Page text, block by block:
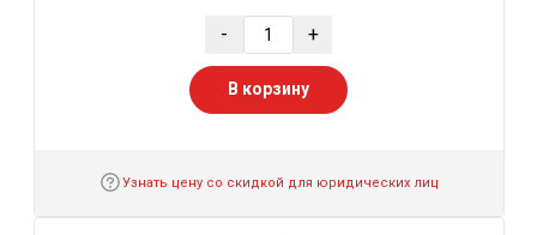
- +
В корзину
Узнать цену со скидкой для юридических лиц